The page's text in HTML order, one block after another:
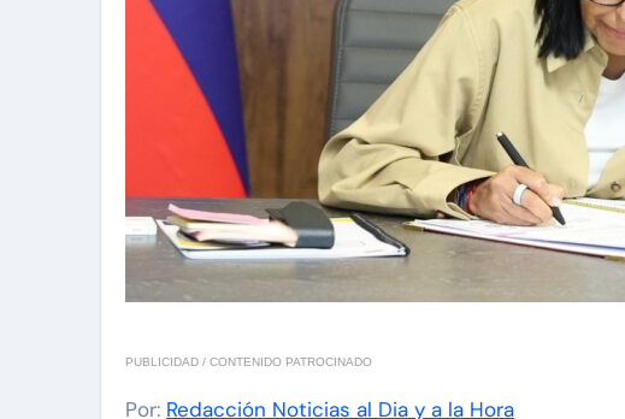
PUBLICIDAD / CONTENIDO PATROCINADO
Por: Redacción Noticias al Dia y a la Hora